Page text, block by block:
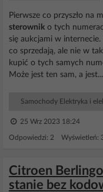
Pierwsze co przyszło na
sterownik o tych
się aukcjami w
co sprzedają, ale nie w
kupić o tych samych
Może jest ten sam, a jest...
Samochody Elektryka i
25 Wrz 2023 18:24
Odpowiedzi: 2 Wyświetleń:
Citroen
stanie bez